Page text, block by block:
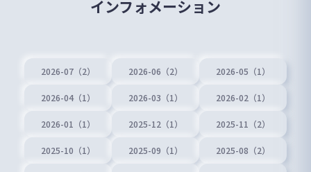
インフォメーション
2026-07（2） 2026-06（2） 2026-05（1）
2026-04（1） 2026-03（1） 2026-02（1）
2026-01（1） 2025-12（1） 2025-11（2）
2025-10（1） 2025-09（1） 2025-08（2）